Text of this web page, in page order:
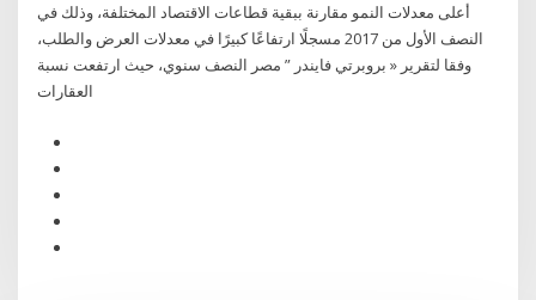
أعلى معدلات النمو مقارنة ببقية قطاعات الاقتصاد المختلفة، وذلك في
النصف الأول من 2017 مسجلًا ارتفاعًا كبيرًا في معدلات العرض والطلب،
وفقا لتقرير « بروبرتي فايندر ” مصر النصف سنوي، حيث ارتفعت نسبة
العقارات